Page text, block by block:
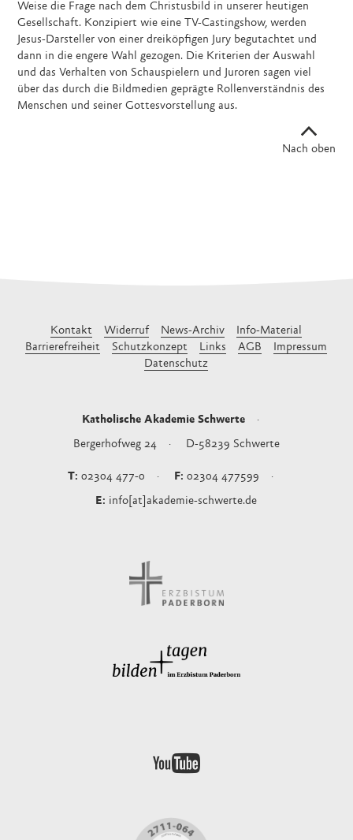
Weise die Frage nach dem Christusbild in unserer heutigen
Gesellschaft. Konzipiert wie eine TV-Castingshow, werden
Jesus-Darsteller von einer dreiköpfigen Jury begutachtet und
dann in die engere Wahl gezogen. Die Kriterien der Auswahl
und das Verhalten von Schauspielern und Juroren sagen viel
über das durch die Bildmedien geprägte Rollenverständnis des
Menschen und seiner Gottesvorstellung aus.
Nach oben
Kontakt Widerruf News-Archiv
Info-Material
Barrierefreiheit
Schutzkonzept Links AGB
Impressum
Datenschutz
Katholische Akademie Schwerte
Bergerhofweg 24 D-58239 Schwerte
02304 477-0 02304 477599
info[at]akademie-schwerte.de